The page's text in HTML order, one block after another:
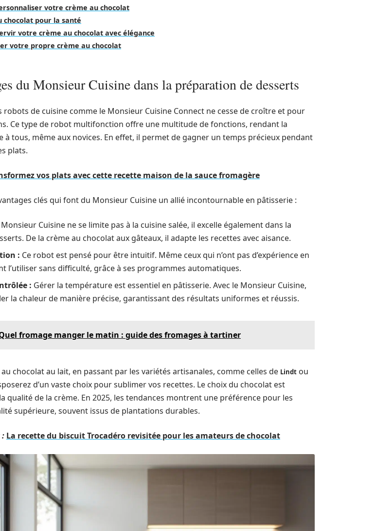
votre crème au chocolat
chocolat pour la santé
votre crème au chocolat avec élégance
votre propre crème au chocolat
du Monsieur Cuisine dans la préparation de desserts
robots de cuisine comme le Monsieur Cuisine Connect ne cesse de croître et pour
Ce type de robot multifonction offre une multitude de fonctions, rendant la
à tous, même aux novices. En effet, il permet de gagner un temps précieux pendant
plats.
vos plats avec cette recette maison de la sauce fromagère
clés qui font du Monsieur Cuisine un allié incontournable en pâtisserie :
Monsieur Cuisine ne se limite pas à la cuisine salée, il excelle également dans la
De la crème au chocolat aux gâteaux, il adapte les recettes avec aisance.
: Ce robot est pensé pour être intuitif. Même ceux qui n’ont pas d’expérience en
l’utiliser sans difficulté, grâce à ses programmes automatiques.
: Gérer la température est essentiel en pâtisserie. Avec le Monsieur Cuisine,
la chaleur de manière précise, garantissant des résultats uniformes et réussis.
fromage manger le matin : guide des fromages à tartiner
chocolat au lait, en passant par les variétés artisanales, comme celles de Lindt ou
d’un vaste choix pour sublimer vos recettes. Le choix du chocolat est
qualité de la crème. En 2025, les tendances montrent une préférence pour les
supérieure, souvent issus de plantations durables.
: La recette du biscuit Trocadéro revisitée pour les amateurs de chocolat